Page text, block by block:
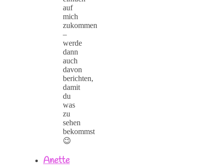
auf
mich
zukommen
–
werde
dann
auch
davon
berichten,
damit
du
was
zu
sehen
bekommst
😉
Anette